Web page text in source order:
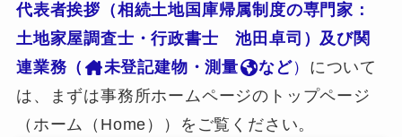
代表者挨拶（相続土地国庫帰属制度の専門家：
土地家屋調査士・行政書士 池田卓司）及び関
連業務（
未登記建物・測量 など） について
は、まずは事務所ホームページのトップページ
（ホーム（Home））をご覧ください。